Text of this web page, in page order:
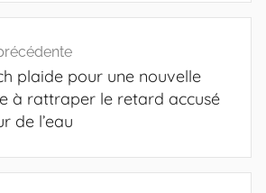
plaide pour une nouvelle
à rattraper le retard accusé
de l’eau